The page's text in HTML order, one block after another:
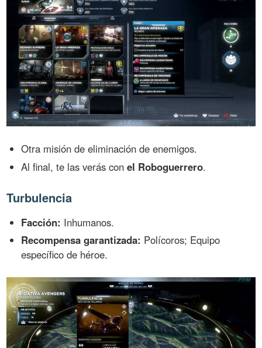
Otra misión de eliminación de enemigos.
Al final, te las verás conel Roboguerrero.
Turbulencia
Facción: Inhumanos.
Recompensa garantizada: Polícoros; Equipo
específico de héroe.